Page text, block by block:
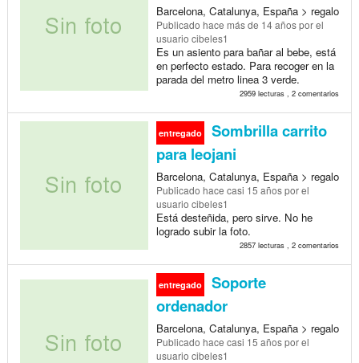
Barcelona, Catalunya, España > regalo
Publicado hace más de 14 añospor el
usuario cibeles1
Es un asiento para bañar al bebe, está
en perfecto estado. Para recoger en la
parada del metro linea 3 verde.
2959 lecturas , 2 comentarios
entregado
Sombrilla carrito
para leojani
Barcelona, Catalunya, España > regalo
Publicado hace casi 15 añospor el
usuario cibeles1
Está desteñida, pero sirve. No he
logrado subir la foto.
2857 lecturas , 2 comentarios
entregado
Soporte
ordenador
Barcelona, Catalunya, España > regalo
Publicado hace casi 15 añospor el
usuario cibeles1